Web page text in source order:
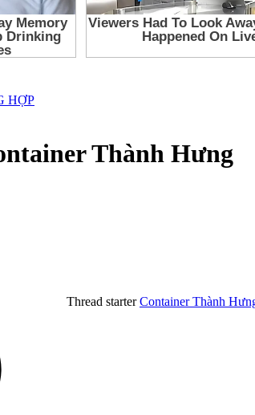
HỢP
Thành Hưng
Thread starter Container Thành